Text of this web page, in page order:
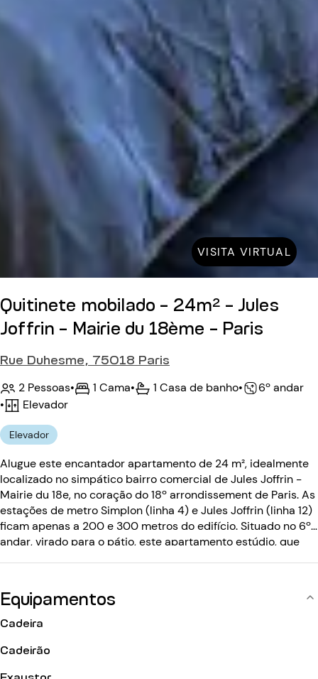
VISITA VIRTUAL
Quitinete mobilado - 24m² - Jules
Joffrin - Mairie du 18ème - Paris
Rue Duhesme, 75018 Paris
2 Pessoas• 1 Cama• 1 Casa de banho•
6º andar
•
Elevador
Elevador
Alugue este encantador apartamento de 24 m², idealmente
localizado no simpático bairro comercial de Jules Joffrin -
Mairie du 18e, no coração do 18º arrondissement de Paris. As
estações de metro Simplon (linha 4) e Jules Joffrin (linha 12)
ficam apenas a 200 e 300 metros do edifício. Situado no 6º
andar, virado para o pátio, este apartamento estúdio, que
que data do século XX, está protegido por um código de
entrada e tem um elevador.
Equipamentos
Cadeira
Cadeirão